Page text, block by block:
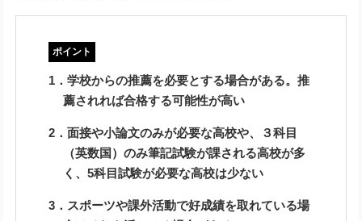
1．学校からの推薦を必要とする場合がある。推
薦されれば合格する可能性が高い
2．面接や小論文のみが必要な高校や、３科目
（英数国）のみ筆記試験が課される高校が多
く、5科目試験が必要な高校は少ない
3．スポーツや課外活動で好成績を取れている場